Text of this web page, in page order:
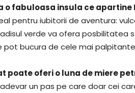
fabuloasa insula ce apartine
pentru iubitorii de aventura:
verde va ofera posbilitatea
pot bucura de cele mai
poate oferi o luna de miere
un pas pe care doar cei